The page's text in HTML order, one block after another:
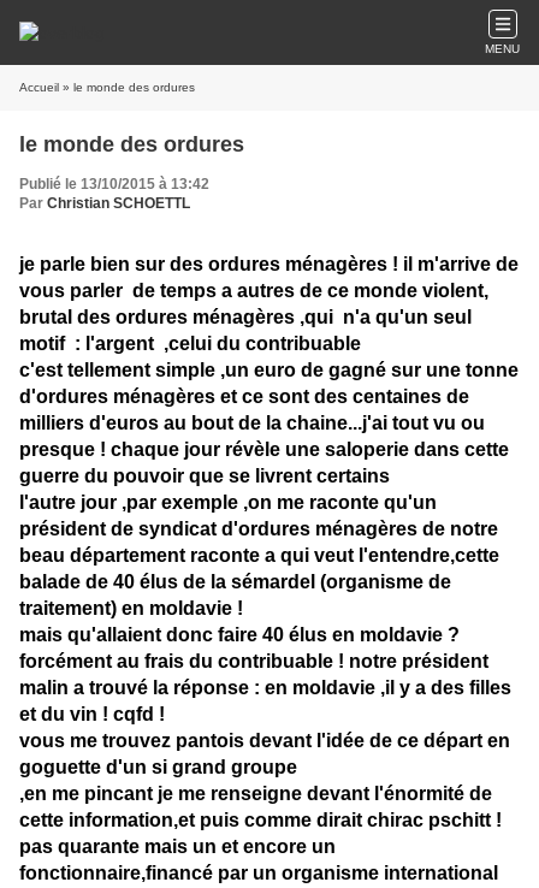
MENU
Accueil » le monde des ordures
le monde des ordures
Publié le 13/10/2015 à 13:42
Par Christian SCHOETTL
je parle bien sur des ordures ménagères ! il m'arrive de
vous parler de temps a autres de ce monde violent,
brutal des ordures ménagères ,qui n'a qu'un seul
motif : l'argent ,celui du contribuable
c'est tellement simple ,un euro de gagné sur une tonne
d'ordures ménagères et ce sont des centaines de
milliers d'euros au bout de la chaine...j'ai tout vu ou
presque ! chaque jour révèle une saloperie dans cette
guerre du pouvoir que se livrent certains
l'autre jour ,par exemple ,on me raconte qu'un
président de syndicat d'ordures ménagères de notre
beau département raconte a qui veut l'entendre,cette
balade de 40 élus de la sémardel (organisme de
traitement) en moldavie !
mais qu'allaient donc faire 40 élus en moldavie ?
forcément au frais du contribuable ! notre président
malin a trouvé la réponse : en moldavie ,il y a des filles
et du vin ! cqfd !
vous me trouvez pantois devant l'idée de ce départ en
goguette d'un si grand groupe
,en me pincant je me renseigne devant l'énormité de
cette information,et puis comme dirait chirac pschitt !
pas quarante mais un et encore un
fonctionnaire,financé par un organisme international